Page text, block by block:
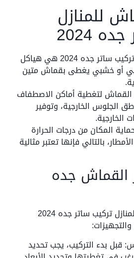
للمنازل
2024
سواتر قماش للمنازل تركيب ساتر جده 2024 هي هياكل
أو خشبي يغطى بقماش متين
القماش لتغطية أماكن الاصطفاف
الجلوس الخارجية، وتوفير
المكان من درجات الحرارة
بالتالي فإنها تعتبر مثالية
القماش جده
تركيب سواتر قماش للمنازل تركيب ساتر جده 2024
قبل بدء التركيب، يجب تحديد